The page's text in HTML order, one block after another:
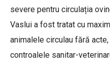
severe pentru circulația
Vaslui a fost tratat cu
animalele circulau fără
controalele sanitar-